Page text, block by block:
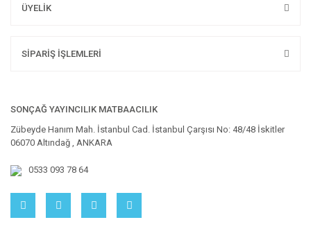
ÜYELİK
SİPARİŞ İŞLEMLERİ
SONÇAĞ YAYINCILIK MATBAACILIK
Zübeyde Hanım Mah. İstanbul Cad. İstanbul Çarşısı No: 48/48 İskitler
06070 Altındağ , ANKARA
0533 093 78 64